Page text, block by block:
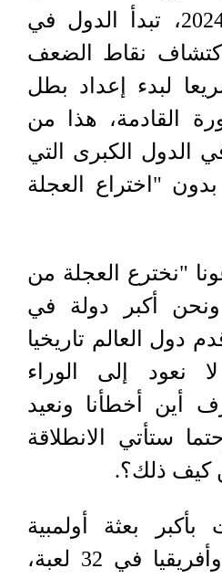
الأولمبية باريس 2024، تبدأ الدول في
نقاط الضعف
لبدء إعداد بطل
القادمة، هذا من
الدول الكبرى التي
"اختراع العجلة
"نخترع العجلة من
أكبر دولة في
دول العالم تاريخيا
نعود إلى الوراء
أين أخطأنا ونعيد
ستأتي الانطلاقة
كيف ذلك؟.
بأكبر بعثة أولمبية
بالشرق الأوسط وأفريقيا في 32 لعبة،